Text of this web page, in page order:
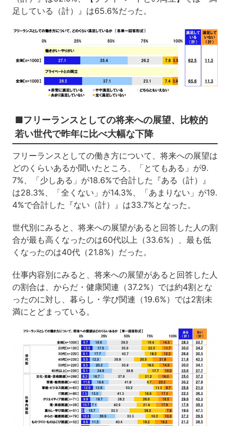
足している（計）』は65.6%だった。
■フリーランスとしての将来への展望、比較的
若い世代で昨年に比べ大幅な下降
フリーランスとしての働き方について、将来への展望は
どのくらいあるか聞いたところ、「とてもある」が9.
7%、「少しある」が18.6%で合計した『ある（計）』
は28.3%、「全くない」が14.3%、「あまりない」が19.
4%で合計した『ない（計）』は33.7%となった。
世代別にみると、将来への展望があると回答した人の割
合が最も高くなったのは60代以上（33.6%）、最も低
くなったのは40代（21.8%）だった。
仕事内容別にみると、将来への展望があると回答した人
の割合は、からだ・健康関連（37.2%）では約4割とな
ったのに対し、暮らし・学び関連（19.6%）では2割未
満にとどまっている。